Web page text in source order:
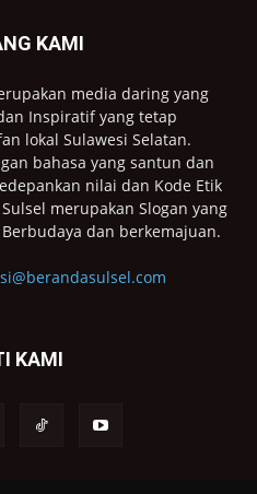
KAMI
media daring yang
Inspiratif yang tetap
lokal Sulawesi Selatan.
bahasa yang santun dan
nilai dan Kode Etik
merupakan Slogan yang
dan berkemajuan.
KAMI